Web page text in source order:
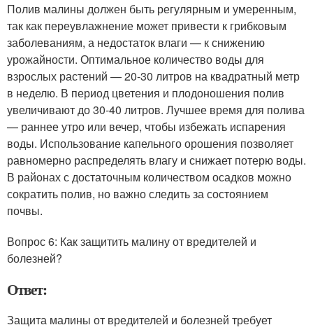
Полив малины должен быть регулярным и умеренным,
так как переувлажнение может привести к грибковым
заболеваниям, а недостаток влаги — к снижению
урожайности. Оптимальное количество воды для
взрослых растений — 20-30 литров на квадратный метр
в неделю. В период цветения и плодоношения полив
увеличивают до 30-40 литров. Лучшее время для полива
— раннее утро или вечер, чтобы избежать испарения
воды. Использование капельного орошения позволяет
равномерно распределять влагу и снижает потерю воды.
В районах с достаточным количеством осадков можно
сократить полив, но важно следить за состоянием
почвы.
Вопрос 6: Как защитить малину от вредителей и
болезней?
Ответ:
Защита малины от вредителей и болезней требует